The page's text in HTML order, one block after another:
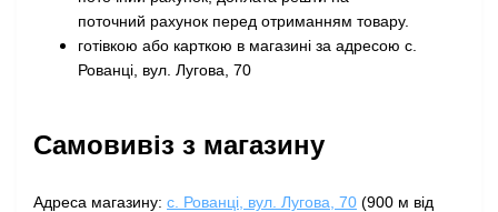
поточний рахунок перед отриманням товару.
готівкою або карткою в магазині за адресою с.
Рованці, вул. Лугова, 70
Самовивіз з магазину
Адреса магазину: с. Рованці, вул. Лугова, 70 (900 м від